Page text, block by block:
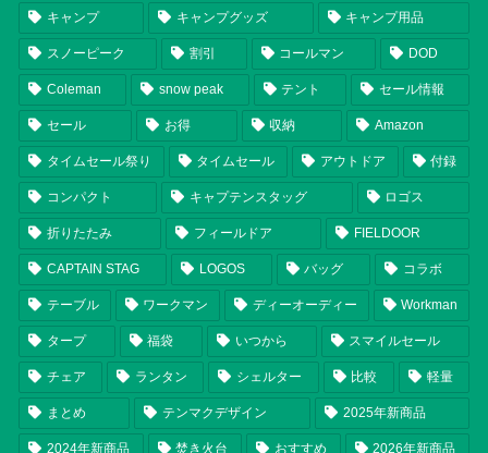
キャンプ キャンプグッズ キャンプ用品
スノーピーク 割引 コールマン DOD
Coleman snow peak テント セール情報
セール お得 収納 Amazon
タイムセール祭り タイムセール アウトドア 付録
コンパクト キャプテンスタッグ ロゴス
折りたたみ フィールドア FIELDOOR
CAPTAIN STAG LOGOS バッグ コラボ
テーブル ワークマン ディーオーディー Workman
タープ 福袋 いつから スマイルセール
チェア ランタン シェルター 比較 軽量
まとめ テンマクデザイン 2025年新商品
2024年新商品 焚き火台 おすすめ 2026年新商品